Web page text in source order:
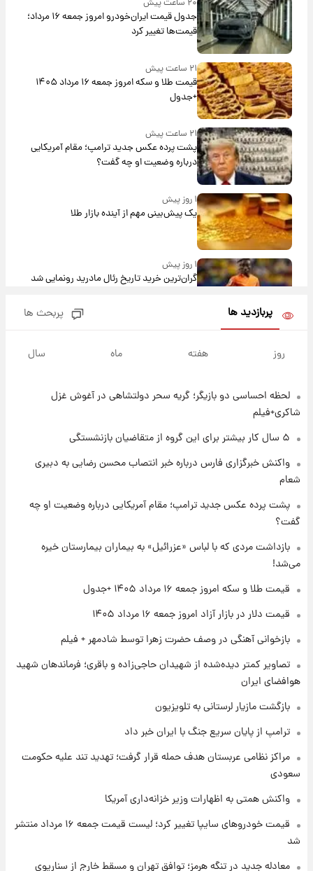
۲۰ ساعت پیش
جدول قیمت ایران‌خودرو امروز جمعه ۱۶ مرداد؛
قیمت‌ها تغییر کرد
۲۱ ساعت پیش
قیمت طلا و سکه امروز جمعه ۱۶ مرداد ۱۴۰۵
+جدول
۲۱ ساعت پیش
پشت پرده عکس جدید ترامپ؛ مقام آمریکایی
درباره وضعیت او چه گفت؟
۱ روز پیش
یک پیش‌بینی مهم از آینده بازار طلا
۱ روز پیش
گران‌ترین خرید تاریخ رئال مادرید رونمایی شد
روزها پربارش‌تر خواهند بود؟
۱ روز پیش
۱ روز پیش
تغییر تند قیمت محصولات ایران‌خودرو و سایپا
امروز پنجشنبه ۱۵ مرداد ۱۴۰۵ +جدول
۱ روز پیش
قیمت طلا و سکه امروز پنجشنبه ۱۵ مرداد ۱۴۰۵
شارژ جدید کالابرگ برای سه دهک؛ جزئیات اعلام
پربازدید ها پربحث ها
روز هفته ماه سال
لحظه احساسی دو بازیگر؛ گریه سحر دولتشاهی در آغوش غزل
شاکری+فیلم
۵ سال کار بیشتر برای این گروه از متقاضیان بازنشستگی
واکنش خبرگزاری فارس درباره خبر انتصاب محسن رضایی به دبیری
شعام
پشت پرده عکس جدید ترامپ؛ مقام آمریکایی درباره وضعیت او چه
گفت؟
بازداشت مردی که با لباس «عزرائیل» به بیماران بیمارستان خیره
می‌شد!
قیمت طلا و سکه امروز جمعه ۱۶ مرداد ۱۴۰۵ +جدول
قیمت دلار در بازار آزاد امروز جمعه ۱۶ مرداد ۱۴۰۵
بازخوانی آهنگی در وصف حضرت زهرا توسط شادمهر + فیلم
تصاویر کمتر دیده‌شده از شهیدان حاجی‌زاده و باقری؛ فرماندهان شهید
هوافضای ایران
بازگشت مازیار لرستانی به تلویزیون
ترامپ از پایان سریع جنگ با ایران خبر داد
مراکز نظامی عربستان هدف حمله قرار گرفت؛ تهدید تند علیه حکومت
سعودی
واکنش همتی به اظهارات وزیر خزانه‌داری آمریکا
قیمت خودروهای سایپا تغییر کرد؛ لیست قیمت جمعه ۱۶ مرداد منتشر
شد
معادله جدید در تنگه هرمز؛ توافق تهران و مسقط خارج از سناریوی